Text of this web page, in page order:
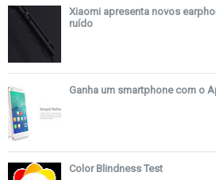
Xiaomi apresenta novos
ruído
Ganha um smartphone com o
Color Blindness Test